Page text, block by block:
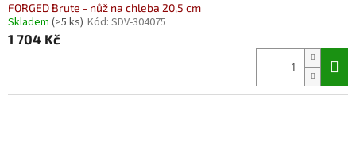
FORGED Brute - nůž na chleba 20,5 cm
Skladem (>5 ks) Kód: SDV-304075
1 704 Kč